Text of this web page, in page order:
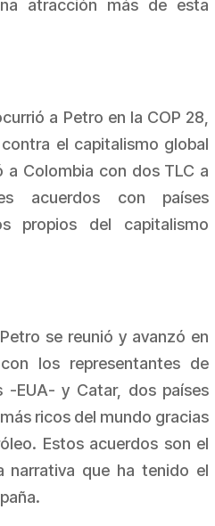
atracción más de esta
a Petro en la COP 28,
el capitalismo global
a Colombia con dos TLC a
acuerdos con países
propios del capitalismo
se reunió y avanzó en
los representantes de
-EUA- y Catar, dos países
ricos del mundo gracias
Estos acuerdos son el
narrativa que ha tenido el